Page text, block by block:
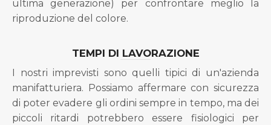
ultima generazione) per confrontare meglio la
riproduzione del colore.
TEMPI DI LAVORAZIONE
I nostri imprevisti sono quelli tipici di un'azienda
manifatturiera. Possiamo affermare con sicurezza
di poter evadere gli ordini sempre in tempo, ma dei
piccoli ritardi potrebbero essere fisiologici per